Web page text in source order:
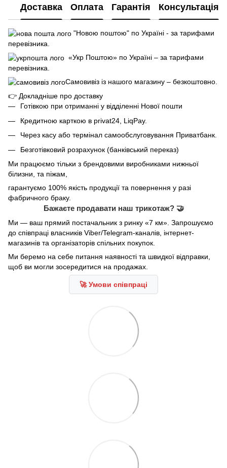
Доставка Оплата Гарантія Консультація
"Новою поштою" по Україні - за тарифами
перевізника.
«Укр Поштою» по Україні – за тарифами
перевізника.
Самовивіз із нашого магазину – безкоштовно.
👉 Докладніше про доставку
Готівкою при отриманні у відділенні Нової пошти
Кредитною карткою в privat24, LiqPay.
Через касу або термінал самообслуговування Приватбанк.
Безготівковий розрахунок (банківський переказ)
Ми працюємо тільки з брендовими виробниками нижньої
білизни, та піжам,
гарантуємо 100% якість продукції та повернення у разі
фабричного браку.
Бажаєте продавати наш трикотаж? 🤝
Ми — ваш прямий постачальник з ринку «7 км». Запрошуємо
до співпраці власників Viber/Telegram-каналів, інтернет-
магазинів та організаторів спільних покупок.
Ми беремо на себе питання наявності та швидкої відправки,
щоб ви могли зосередитися на продажах.
🚀 Умови співпраці